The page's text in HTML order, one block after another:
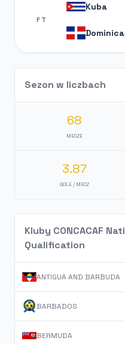
FT
Kuba
Sezon w liczbach
68
MECZE
3.87
GOLE / MECZ
Kluby CONCACAF
Qualification
ANTIGUA AND BARBUDA
BARBADOS
BERMUDA